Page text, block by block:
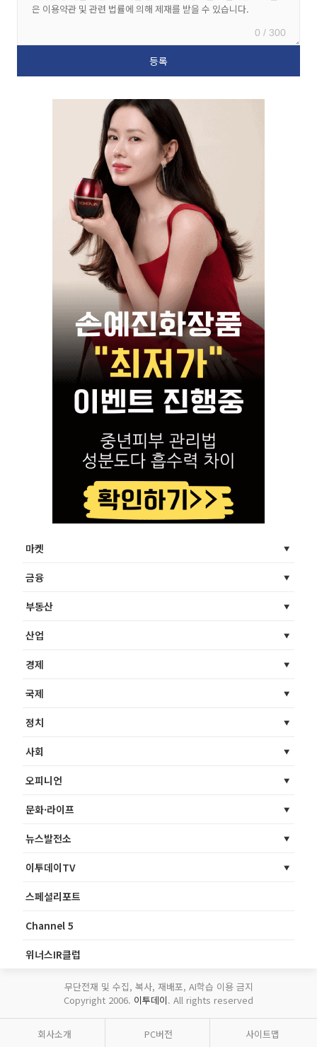
0 / 300
마켓
금융
부동산
산업
경제
국제
정치
사회
오피니언
문화·라이프
뉴스발전소
이투데이TV
스페셜리포트
Channel 5
위너스IR클럽
무단전재 및 수집, 복사, 재배포, AI학습 이용 금지
Copyright 2006. 이투데이. All rights reserved
회사소개 PC버전 사이트맵